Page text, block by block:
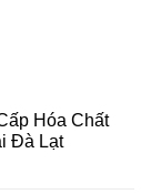
Hóa Chất
Đà Lạt